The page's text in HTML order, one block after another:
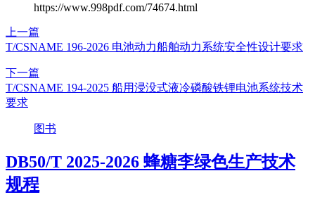
https://www.998pdf.com/74674.html
上一篇
T/CSNAME 196-2026 电池动力船舶动力系统安全性设计要求
下一篇
T/CSNAME 194-2025 船用浸没式液冷磷酸铁锂电池系统技术
要求
图书
DB50/T 2025-2026 蜂糖李绿色生产技术
规程